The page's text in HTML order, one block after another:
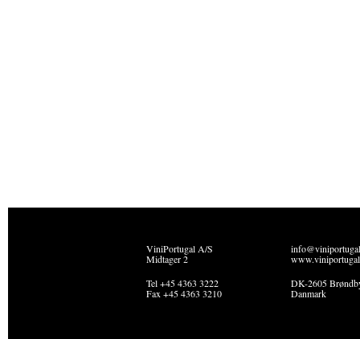
ViniPortugal A/S
Midtager 2
Tel +45 4363 3222
Fax +45 4363 3210
DK-2605
Danmark